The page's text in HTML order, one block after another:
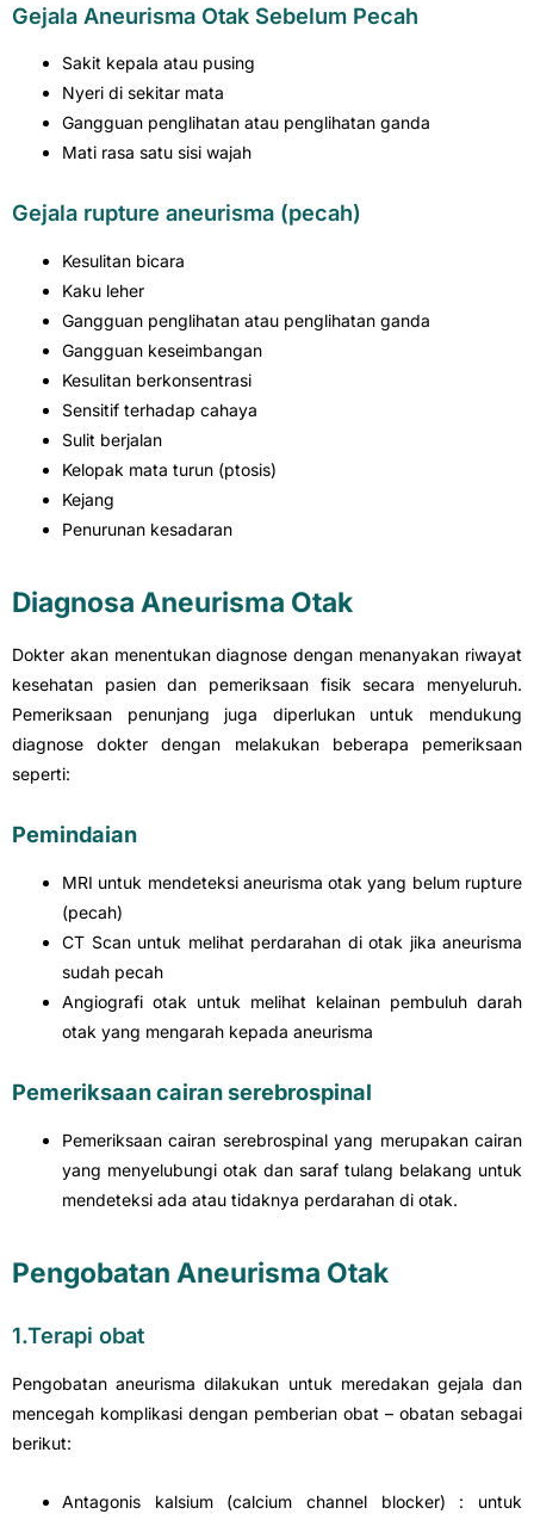
Gejala Aneurisma Otak Sebelum Pecah
Sakit kepala atau pusing
Nyeri di sekitar mata
Gangguan penglihatan atau penglihatan ganda
Mati rasa satu sisi wajah
Gejala rupture aneurisma (pecah)
Kesulitan bicara
Kaku leher
Gangguan penglihatan atau penglihatan ganda
Gangguan keseimbangan
Kesulitan berkonsentrasi
Sensitif terhadap cahaya
Sulit berjalan
Kelopak mata turun (ptosis)
Kejang
Penurunan kesadaran
Diagnosa Aneurisma Otak
Dokter akan menentukan diagnose dengan menanyakan riwayat
kesehatan pasien dan pemeriksaan fisik secara menyeluruh.
Pemeriksaan penunjang juga diperlukan untuk mendukung
diagnose dokter dengan melakukan beberapa pemeriksaan
seperti:
Pemindaian
MRI untuk mendeteksi aneurisma otak yang belum rupture
(pecah)
CT Scan untuk melihat perdarahan di otak jika aneurisma
sudah pecah
Angiografi otak untuk melihat kelainan pembuluh darah
otak yang mengarah kepada aneurisma
Pemeriksaan cairan serebrospinal
Pemeriksaan cairan serebrospinal yang merupakan cairan
yang menyelubungi otak dan saraf tulang belakang untuk
mendeteksi ada atau tidaknya perdarahan di otak.
Pengobatan Aneurisma Otak
1.Terapi obat
Pengobatan aneurisma dilakukan untuk meredakan gejala dan
mencegah komplikasi dengan pemberian obat – obatan sebagai
berikut:
Antagonis kalsium (calcium channel blocker) : untuk